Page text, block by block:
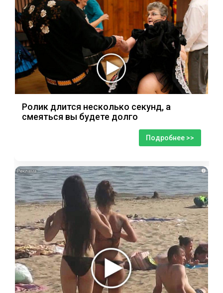
Ролик длится несколько секунд, а
смеяться вы будете долго
Подробнее >>
i